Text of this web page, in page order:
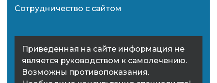
Сотрудничество с сайтом
Приведенная на сайте информация не
является руководством к самолечению.
Возможны противопоказания.